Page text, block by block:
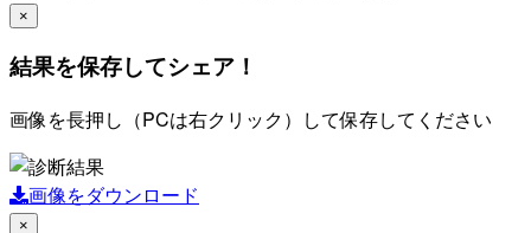
×
結果を保存してシェア！
画像を長押し（PCは右クリック）して保存してください
画像をダウンロード
×